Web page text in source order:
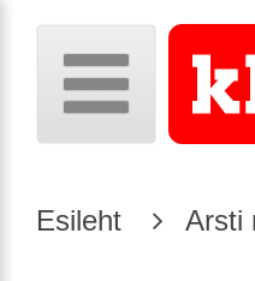
Esileht Arsti